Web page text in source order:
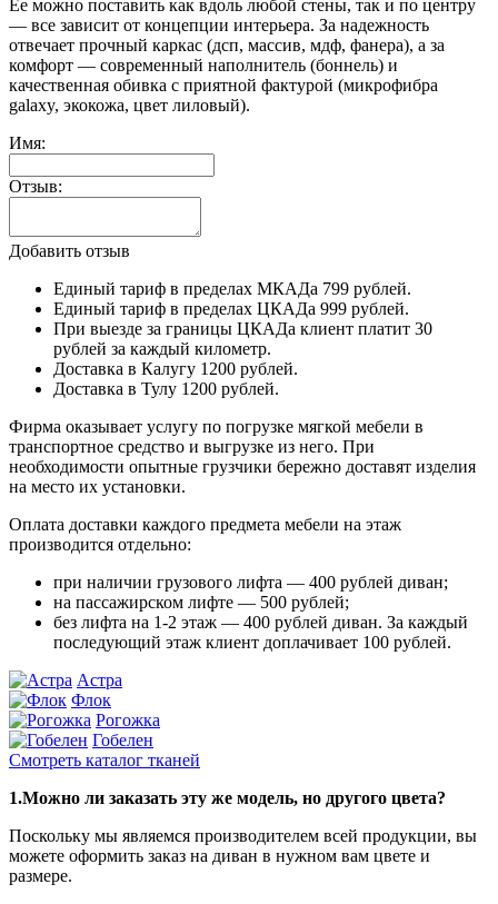
Ее можно поставить как вдоль любой стены, так и по центру
— все зависит от концепции интерьера. За надежность
отвечает прочный каркас (дсп, массив, мдф, фанера), а за
комфорт — современный наполнитель (боннель) и
качественная обивка с приятной фактурой (микрофибра
galaxy, экокожа, цвет лиловый).
Имя:
Отзыв:
Добавить отзыв
Единый тариф в пределах МКАДа 799 рублей.
Единый тариф в пределах ЦКАДа 999 рублей.
При выезде за границы ЦКАДа клиент платит 30
рублей за каждый километр.
Доставка в Калугу 1200 рублей.
Доставка в Тулу 1200 рублей.
Фирма оказывает услугу по погрузке мягкой мебели в
транспортное средство и выгрузке из него. При
необходимости опытные грузчики бережно доставят изделия
на место их установки.
Оплата доставки каждого предмета мебели на этаж
производится отдельно:
при наличии грузового лифта — 400 рублей диван;
на пассажирском лифте — 500 рублей;
без лифта на 1-2 этаж — 400 рублей диван. За каждый
последующий этаж клиент доплачивает 100 рублей.
Астра
Флок
Рогожка
Гобелен
Смотреть каталог тканей
1.Можно ли заказать эту же модель, но другого цвета?
Поскольку мы являемся производителем всей продукции, вы
можете оформить заказ на диван в нужном вам цвете и
размере.